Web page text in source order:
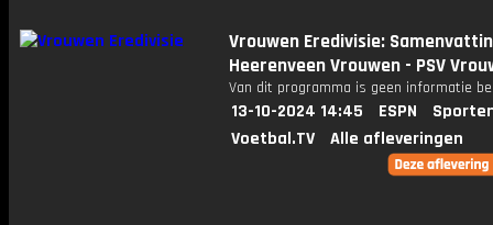
Vrouwen Eredivisie:
Heerenveen Vrouwen - PSV
Van dit programma is geen informatie
13-10-2024 14:45 ESPN
Voetbal.TV
Alle afleveringen